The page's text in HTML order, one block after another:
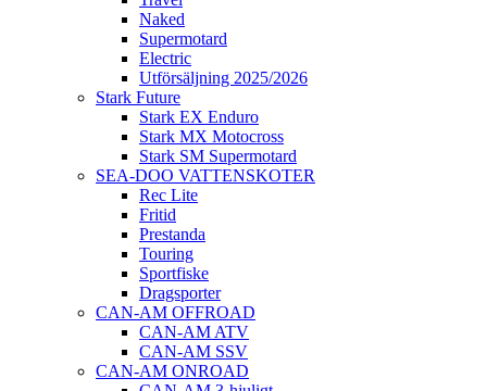
Naked
Supermotard
Electric
Utförsäljning 2025/2026
Stark Future
Stark EX Enduro
Stark MX Motocross
Stark SM Supermotard
SEA-DOO VATTENSKOTER
Rec Lite
Fritid
Prestanda
Touring
Sportfiske
Dragsporter
CAN-AM OFFROAD
CAN-AM ATV
CAN-AM SSV
CAN-AM ONROAD